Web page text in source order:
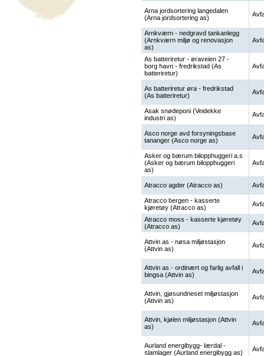
Arna jordsortering langedalen
(Arna jordsortering as)
Arnkværn - nedgravd tankanlegg
(Arnkværn miljø og renovasjon
as)
As batteriretur - øraveien 27 -
borg havn - fredrikstad (As
batteriretur)
As batteriretur øra - fredrikstad
(As batteriretur)
Asak snødeponi (Veidekke
industri as)
Asco norge avd forsyningsbase
tananger (Asco norge as)
Asker og bærum bilopphuggeri a.s
(Asker og bærum bilopphuggeri
as)
Atracco agder (Atracco as)
Atracco bergen - kasserte
kjøretøy (Atracco as)
Atracco moss - kasserte kjøretøy
(Atracco as)
Attvin as - nøsa miljøstasjon
(Attvin as)
Attvin as - ordinært og farlig avfall i
bingsa (Attvin as)
Attvin, gjøsundneset miljøstasjon
(Attvin as)
Attvin, kjølen miljøstasjon (Attvin
as)
Aurland energibygg- lærdal -
slamlager (Aurland energibygg as)